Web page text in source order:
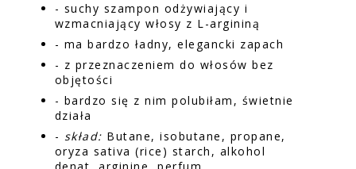
- suchy szampon odżywiający i
wzmacniający włosy z L-argininą
- ma bardzo ładny, elegancki zapach
- z przeznaczeniem do włosów bez
objętości
- bardzo się z nim polubiłam, świetnie
działa
- skład: Butane, isobutane, propane,
oryza sativa (rice) starch, alkohol